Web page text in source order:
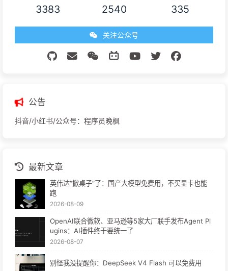
3383 2540 335
关注公众号
公告
抖音/小红书/公众号：程序员晚枫
最新文章
英伟达“掀桌子”了：国产大模型免费用，不买显卡也能
跑
2026-08-09
OpenAI联合微软、亚马逊等5家大厂联手发布Agent Pl
ugins：AI插件终于要统一了
2026-08-07
别怪我没提醒你：DeepSeek V4 Flash 可以免费用